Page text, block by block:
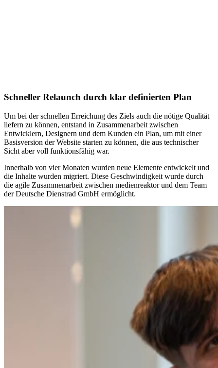
Schneller Relaunch durch klar definierten Plan
Um bei der schnellen Erreichung des Ziels auch die nötige Qualität
liefern zu können, entstand in Zusammenarbeit zwischen
Entwicklern, Designern und dem Kunden ein Plan, um mit einer
Basisversion der Website starten zu können, die aus technischer
Sicht aber voll funktionsfähig war.
Innerhalb von vier Monaten wurden neue Elemente entwickelt und
die Inhalte wurden migriert. Diese Geschwindigkeit wurde durch
die agile Zusammenarbeit zwischen medienreaktor und dem Team
der Deutsche Dienstrad GmbH ermöglicht.